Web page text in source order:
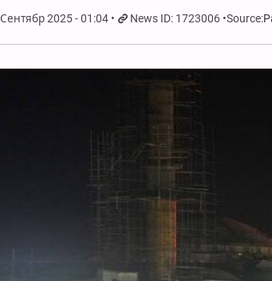
2025 - 01:04 News ID: 1723006 Source: